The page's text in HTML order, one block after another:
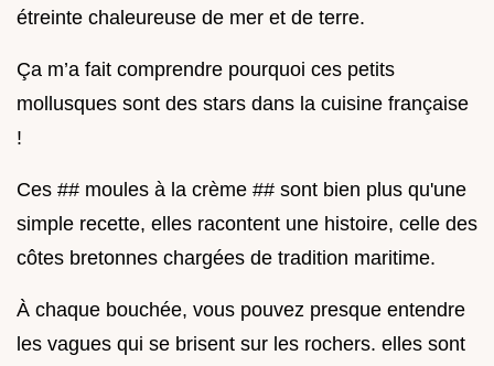
étreinte chaleureuse de mer et de terre.
Ça m’a fait comprendre pourquoi ces petits
mollusques sont des stars dans la cuisine française
!
Ces ## moules à la crème ## sont bien plus qu'une
simple recette, elles racontent une histoire, celle des
côtes bretonnes chargées de tradition maritime.
À chaque bouchée, vous pouvez presque entendre
les vagues qui se brisent sur les rochers. elles sont